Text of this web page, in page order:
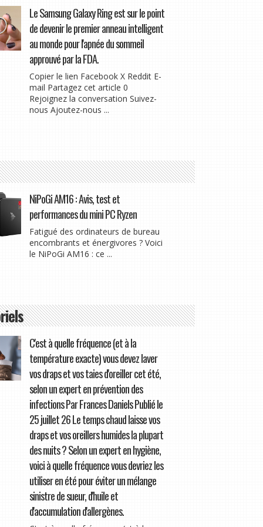
Le Samsung Galaxy Ring est sur le point
de devenir le premier anneau intelligent
au monde pour l'apnée du sommeil
approuvé par la FDA.
Copier le lien Facebook X Reddit E-
mail Partagez cet article 0
Rejoignez la conversation Suivez-
nous Ajoutez-nous ...
NiPoGi AM16 : Avis, test et
performances du mini PC Ryzen
Fatigué des ordinateurs de bureau
encombrants et énergivores ? Voici
le NiPoGi AM16 : ce ...
C'est à quelle fréquence (et à la
température exacte) vous devez laver
vos draps et vos taies d'oreiller cet été,
selon un expert en prévention des
infections Par Frances Daniels Publié le
25 juillet 26 Le temps chaud laisse vos
draps et vos oreillers humides la plupart
des nuits ? Selon un expert en hygiène,
voici à quelle fréquence vous devriez les
utiliser en été pour éviter un mélange
sinistre de sueur, d'huile et
d'accumulation d'allergènes.